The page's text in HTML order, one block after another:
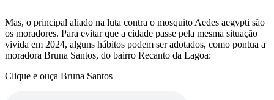
Mas, o principal aliado na luta contra o mosquito Aedes aegypti são
os moradores. Para evitar que a cidade passe pela mesma situação
vivida em 2024, alguns hábitos podem ser adotados, como pontua a
moradora Bruna Santos, do bairro Recanto da Lagoa:
Clique e ouça Bruna Santos